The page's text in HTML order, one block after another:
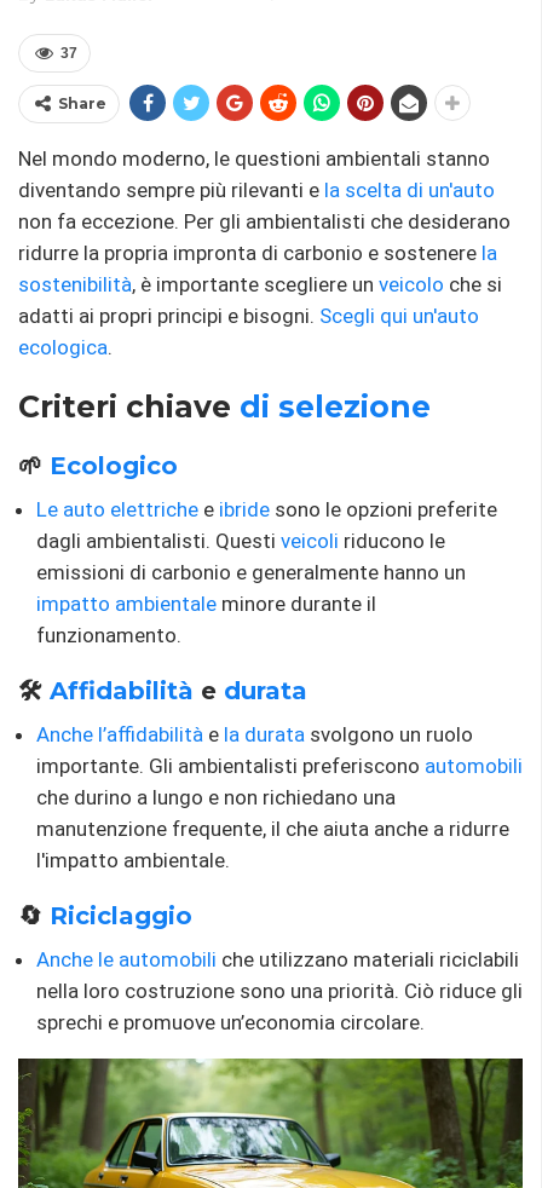
37
Share
Nel mondo moderno, le questioni ambientali stanno
diventando sempre più rilevanti e la scelta di un'auto
non fa eccezione. Per gli ambientalisti che desiderano
ridurre la propria impronta di carbonio e sostenere la
sostenibilità, è importante scegliere un veicolo che si
adatti ai propri principi e bisogni. Scegli qui un'auto
ecologica.
Criteri chiave di selezione
🌱 Ecologico
Le auto elettriche e ibride sono le opzioni preferite
dagli ambientalisti. Questi veicoli riducono le
emissioni di carbonio e generalmente hanno un
impatto ambientale minore durante il
funzionamento.
🛠️ Affidabilità e durata
Anche l’affidabilità e la durata svolgono un ruolo
importante. Gli ambientalisti preferiscono automobili
che durino a lungo e non richiedano una
manutenzione frequente, il che aiuta anche a ridurre
l'impatto ambientale.
🔄 Riciclaggio
Anche le automobili che utilizzano materiali riciclabili
nella loro costruzione sono una priorità. Ciò riduce gli
sprechi e promuove un’economia circolare.